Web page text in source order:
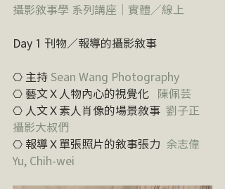
攝影敘事學 系列講座｜實體／線上
Day 1 刊物／報導的攝影敘事
⎔ 主持 Sean Wang Photography
⎔ 藝文Ｘ人物內心的視覺化 陳佩芸
⎔ 人文Ｘ素人肖像的場景敘事 劉子正
攝影大叔們
⎔ 報導Ｘ單張照片的敘事張力 余志偉
Yu, Chih-wei